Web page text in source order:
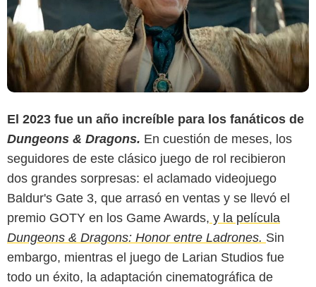
El 2023 fue un año increíble para los fanáticos de
Dungeons & Dragons. En cuestión de meses, los
seguidores de este clásico juego de rol recibieron
dos grandes sorpresas: el aclamado videojuego
Baldur's Gate 3, que arrasó en ventas y se llevó el
premio GOTY en los Game Awards, y la película
Dungeons & Dragons: Honor entre Ladrones. Sin
embargo, mientras el juego de Larian Studios fue
todo un éxito, la adaptación cinematográfica de